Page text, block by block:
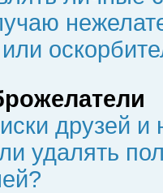
друзей
удалять